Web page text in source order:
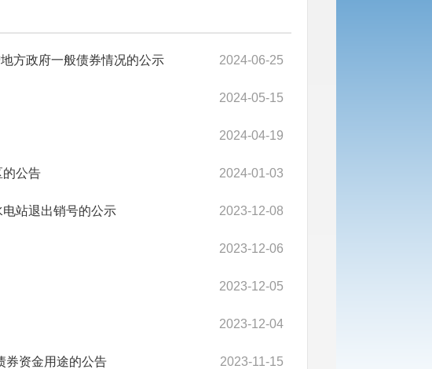
2024-06-25
方政府一般债券情况的公示
2024-05-15
2024-04-19
2024-01-03
的公告
2023-12-08
站退出销号的公示
2023-12-06
2023-12-05
2023-12-04
2023-11-15
券资金用途的公告